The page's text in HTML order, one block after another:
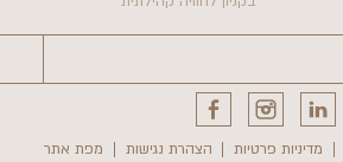
מדיניות פרטיות הצהרת נגישות מפת אתר